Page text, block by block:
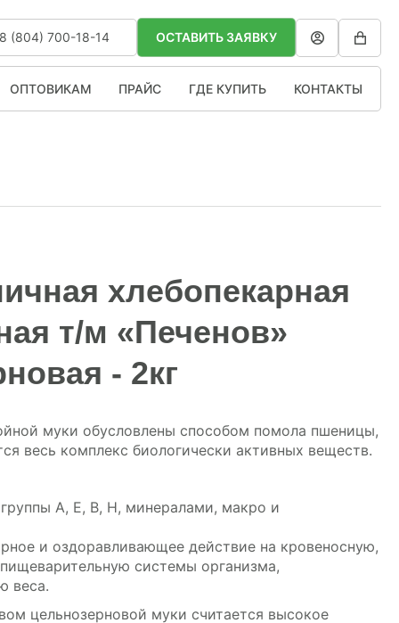
8 (804) 700-18-14 ОСТАВИТЬ ЗАЯВКУ
ОПТОВИКАМ ПРАЙС ГДЕ КУПИТЬ КОНТАКТЫ
хлебопекарная
т/м «Печенов»
- 2кг
муки обусловлены способом помола пшеницы,
весь комплекс биологически активных веществ.
А, Е, В, Н, минералами, макро и
и оздоравливающее действие на кровеносную,
системы организма,
веса.
цельнозерновой муки считается высокое